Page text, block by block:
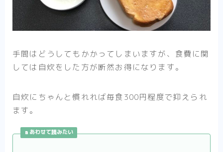
手間はどうしてもかかってしまいますが、食費に関
しては自炊をした方が断然お得になります。
自炊にちゃんと慣れれば毎食300円程度で抑えられ
ます。
あわせて読みたい